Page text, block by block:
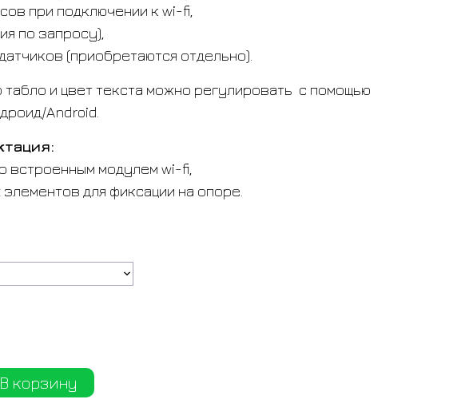
при подключении к wi-fi,
по запросу),
(приобретаются отдельно).
табло и цвет текста можно регулировать с помощью
Android.
встроенным модулем wi-fi,
для фиксации на опоре.
В корзину